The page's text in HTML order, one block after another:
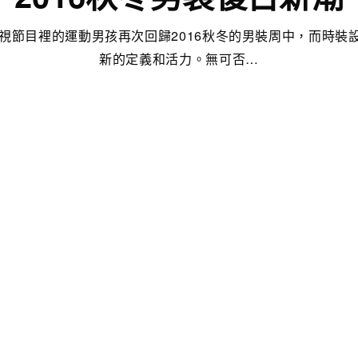
節目裡的運動男孩再次回歸2016秋冬的男裝周中，而時裝
新的定義和活力。無可否…